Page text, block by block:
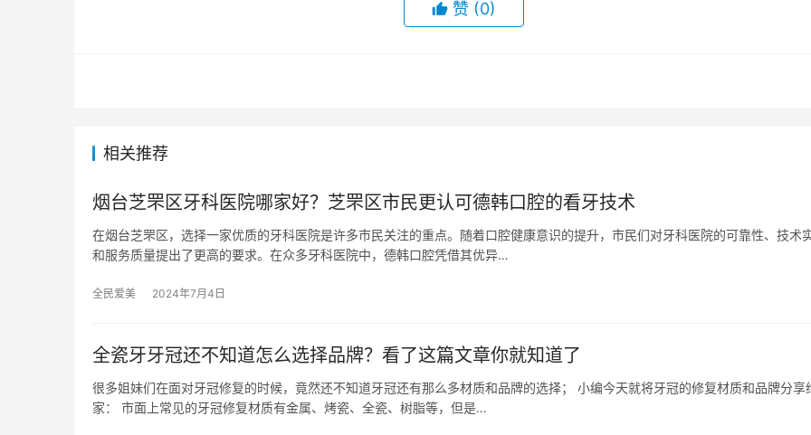
赞 (0)
相关推荐
烟台芝罘区牙科医院哪家好？芝罘区市民更认可德韩口腔的看牙技术
在烟台芝罘区，选择一家优质的牙科医院是许多市民关注的重点。随着口腔健康意识的提升，市民们对牙科医院的可靠性、技术
和服务质量提出了更高的要求。在众多牙科医院中，德韩口腔凭借其优异…
全民爱美 2024年7月4日
全瓷牙牙冠还不知道怎么选择品牌？看了这篇文章你就知道了
很多姐妹们在面对牙冠修复的时候，竟然还不知道牙冠还有那么多材质和品牌的选择； 小编今天就将牙冠的修复材质和品牌分享
家： 市面上常见的牙冠修复材质有金属、烤瓷、全瓷、树脂等，但是…